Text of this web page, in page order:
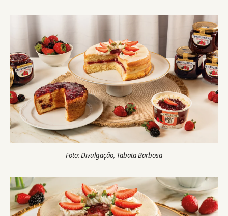
Foto: Divulgação, Tabata Barbosa